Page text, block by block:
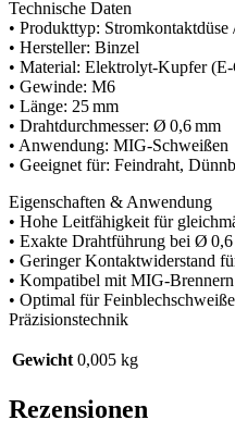
Technische Daten
• Produkttyp: Stromkontaktdüse
• Hersteller: Binzel
• Material: Elektrolyt-Kupfer
• Gewinde: M6
• Länge: 25 mm
• Drahtdurchmesser: Ø 0,6 mm
• Anwendung: MIG-Schweißen
• Geeignet für: Feindraht,
Eigenschaften & Anwendung
• Hohe Leitfähigkeit für
• Exakte Drahtführung bei Ø
• Geringer Kontaktwiderstand
• Kompatibel mit MIG-
• Optimal für
Präzisionstechnik
Gewicht 0,005 kg
Rezensionen